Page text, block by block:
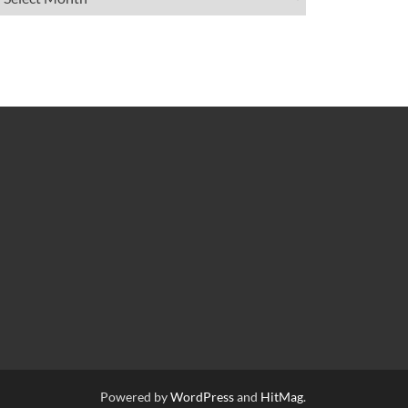
Powered byWordPressand HitMag.